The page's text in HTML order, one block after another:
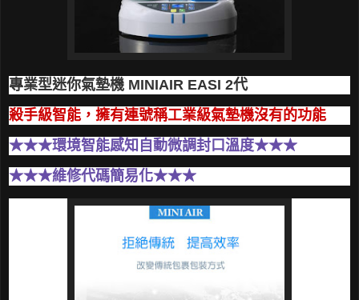
專業型迷你氣墊機 MINIAIR EASI 2代
殺手級智能，擁有連號稱工業級氣墊機沒有的功能
★★★環境智能感知自動微調封口溫度★★★
★★★維修代碼簡易化★★★